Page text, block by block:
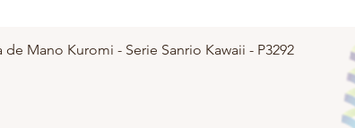
de Mano Kuromi - Serie Sanrio Kawaii - P3292